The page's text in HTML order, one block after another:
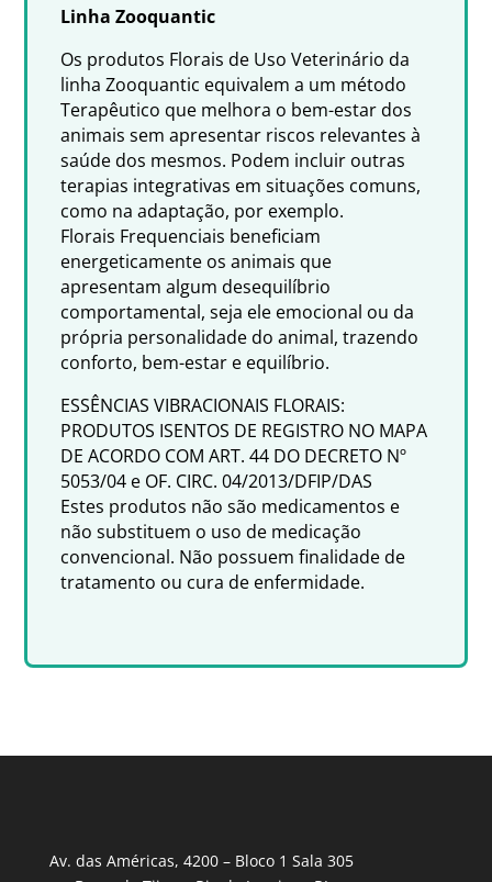
Linha Zooquantic
Os produtos Florais de Uso Veterinário da
linha Zooquantic equivalem a um método
Terapêutico que melhora o bem-estar dos
animais sem apresentar riscos relevantes à
saúde dos mesmos. Podem incluir outras
terapias integrativas em situações comuns,
como na adaptação, por exemplo.
Florais Frequenciais beneficiam
energeticamente os animais que
apresentam algum desequilíbrio
comportamental, seja ele emocional ou da
própria personalidade do animal, trazendo
conforto, bem-estar e equilíbrio.
ESSÊNCIAS VIBRACIONAIS FLORAIS:
PRODUTOS ISENTOS DE REGISTRO NO MAPA
DE ACORDO COM ART. 44 DO DECRETO Nº
5053/04 e OF. CIRC. 04/2013/DFIP/DAS
Estes produtos não são medicamentos e
não substituem o uso de medicação
convencional. Não possuem finalidade de
tratamento ou cura de enfermidade.
Av. das Américas, 4200 – Bloco 1 Sala 305